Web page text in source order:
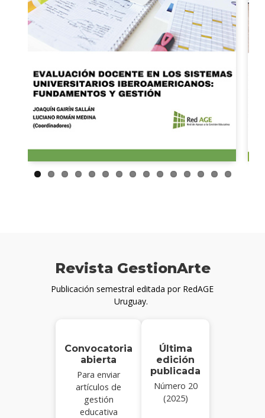
Revista GestionArte
Publicación semestral editada por RedAGE
Uruguay.
Convocatoria
abierta
Para enviar
artículos de
gestión
educativa
Última
edición
publicada
Número 20
(2025)